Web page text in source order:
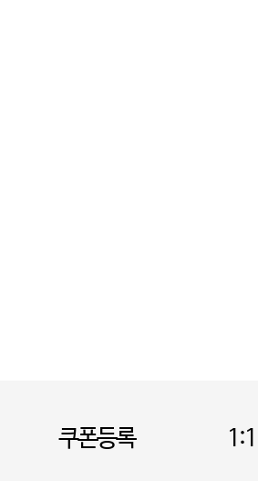
쿠폰등록